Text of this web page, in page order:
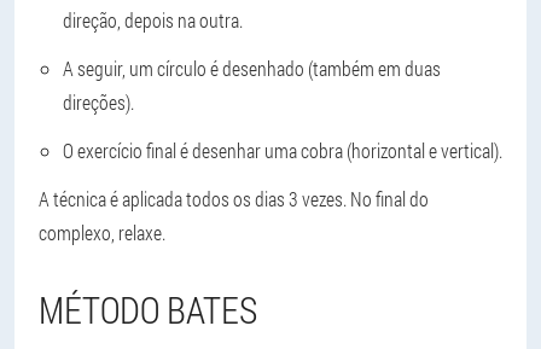
direção, depois na outra.
A seguir, um círculo é desenhado (também em duas
direções).
O exercício final é desenhar uma cobra (horizontal e vertical).
A técnica é aplicada todos os dias 3 vezes. No final do
complexo, relaxe.
MÉTODO BATES